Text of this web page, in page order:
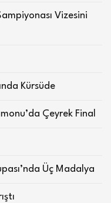
Vizesini
Kürsüde
Çeyrek Final
Üç Madalya